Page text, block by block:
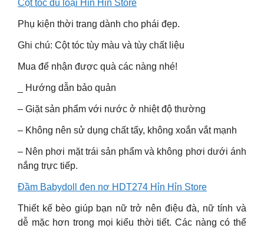
Cột tóc đủ loại Hỉn Hỉn Store
Phụ kiện thời trang dành cho phái đẹp.
Ghi chú: Cột tóc tùy màu và tùy chất liệu
Mua để nhận được quà các nàng nhé!
_ Hướng dẫn bảo quản
– Giặt sản phẩm với nước ở nhiệt độ thường
– Không nên sử dụng chất tẩy, không xoắn vắt mạnh
– Nên phơi mặt trái sản phẩm và không phơi dưới ánh
nắng trực tiếp.
Đầm Babydoll đen nơ HDT274 Hỉn Hỉn Store
Thiết kế bèo giúp bạn nữ trở nên điệu đà, nữ tính và
dễ mặc hơn trong mọi kiểu thời tiết. Các nàng có thể